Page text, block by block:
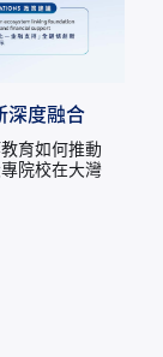
深度融合
育如何推動
院校在大灣